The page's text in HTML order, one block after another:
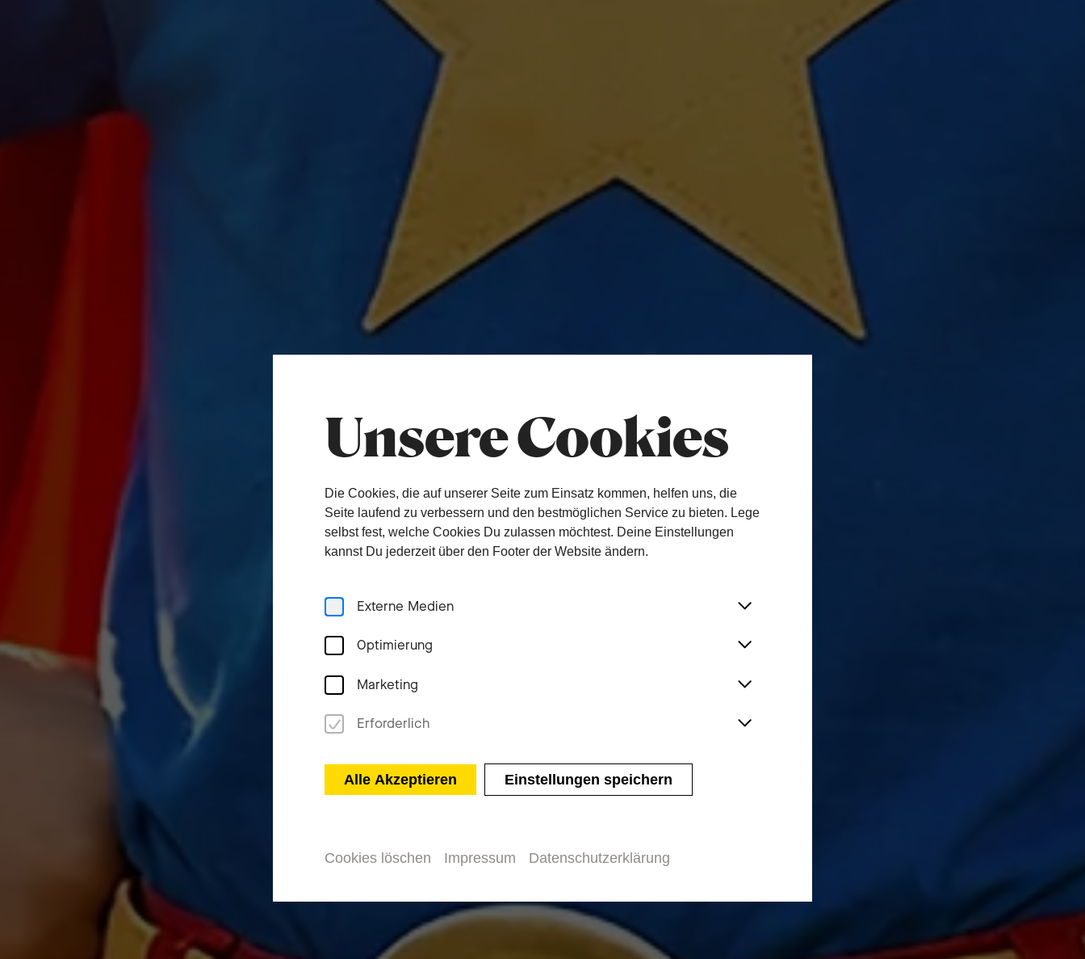
Unsere Cookies
Die Cookies, die auf unserer Seite zum Einsatz kommen, helfen uns, die
Seite laufend zu verbessern und den bestmöglichen Service zu bieten. Lege
selbst fest, welche Cookies Du zulassen möchtest. Deine Einstellungen
kannst Du jederzeit über den Footer der Website ändern.
Externe Medien
Optimierung
Marketing
Erforderlich
Alle Akzeptieren Einstellungen speichern
Cookies löschen Impressum Datenschutzerklärung
Sinfoniekonzert